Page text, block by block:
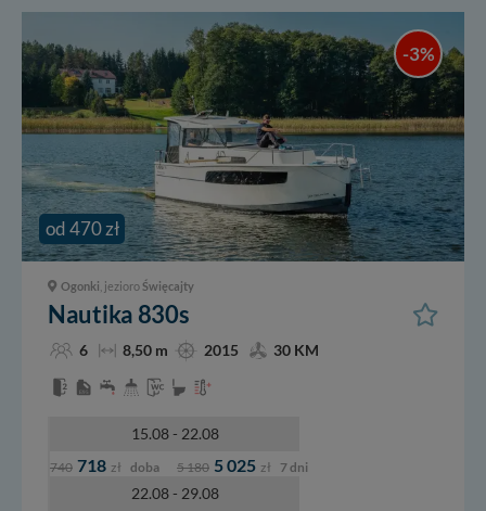
-3%
od 470 zł
Ogonki , jezioro Święcajty
Nautika 830s
6 8,50 m 2015 30 KM
15.08 - 22.08
740 718 zł doba 5 180 5 025 zł 7 dni
22.08 - 29.08